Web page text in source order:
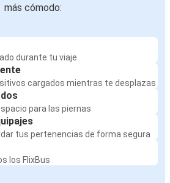
más cómodo:
durante tu viaje
cargados mientras te desplazas
para las piernas
tus pertenencias de forma segura
los FlixBus